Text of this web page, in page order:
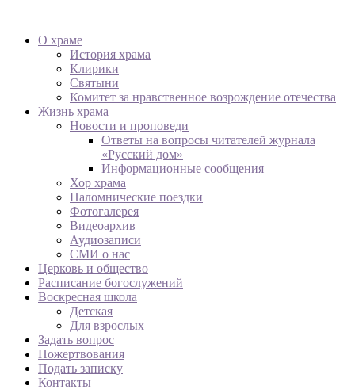
О храме
История храма
Клирики
Святыни
Комитет за нравственное возрождение отечества
Жизнь храма
Новости и проповеди
Ответы на вопросы читателей журнала
«Русский дом»
Информационные сообщения
Хор храма
Паломнические поездки
Фотогалерея
Видеоархив
Аудиозаписи
СМИ о нас
Церковь и общество
Расписание богослужений
Воскресная школа
Детская
Для взрослых
Задать вопрос
Пожертвования
Подать записку
Контакты